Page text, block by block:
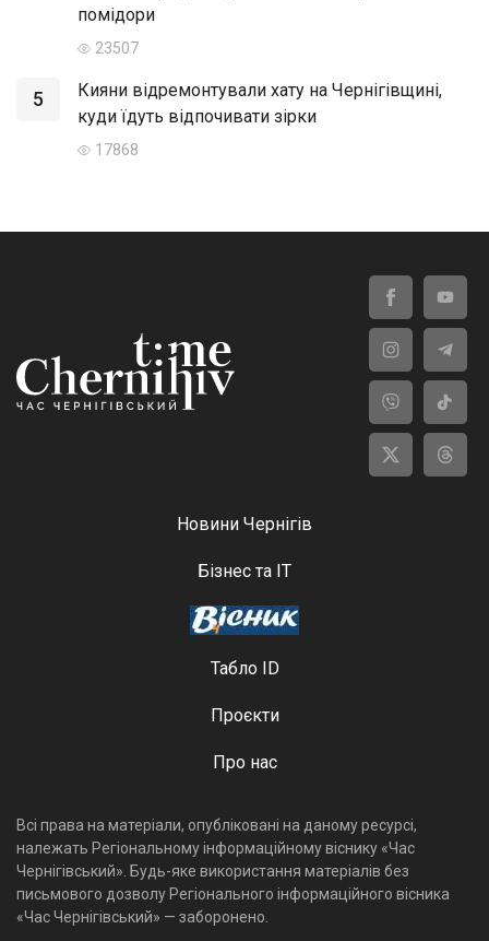
помідори
23507
5
Кияни відремонтували хату на Чернігівщині,
куди їдуть відпочивати зірки
17868
Новини Чернігів
Бізнес та ІТ
Табло ID
Проєкти
Про нас
Всі права на матеріали, опубліковані на даному ресурсі,
належать Регіональному інформаційному віснику «Час
Чернігівський». Будь-яке використання матеріалів без
письмового дозволу Регіонального інформаційного вісника
«Час Чернігівський» — заборонено.